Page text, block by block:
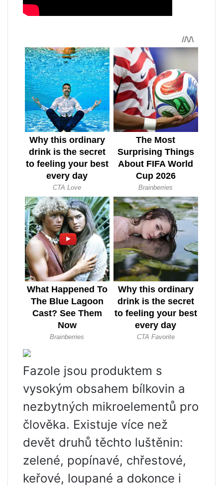
Fazole jsou produktem s
vysokým obsahem bílkovin a
nezbytných mikroelementů pro
člověka. Existuje více než
devět druhů těchto luštěnin:
zelené, popínavé, chřestové,
keřové, loupané a dokonce i